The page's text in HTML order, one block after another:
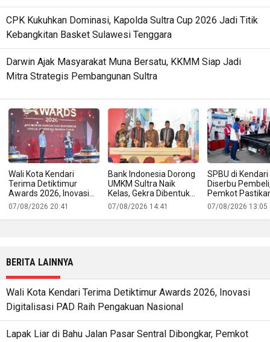
CPK Kukuhkan Dominasi, Kapolda Sultra Cup 2026 Jadi Titik
Kebangkitan Basket Sulawesi Tenggara
Darwin Ajak Masyarakat Muna Bersatu, KKMM Siap Jadi
Mitra Strategis Pembangunan Sultra
Wali Kota Kendari
Terima Detiktimur
Awards 2026, Inovasi
Digitalisasi PAD Raih
Pengakuan Nasional
07/08/2026 20:41
Bank Indonesia Dorong
UMKM Sultra Naik
Kelas, Gekra Dibentuk
untuk Buka Jalan
Produk Lokal ke Pasar
07/08/2026 14:41
SPBU di Kendari
Diserbu
Pemkot
Pasokan BBM
Aman
07/08/2026 13:05
BERITA LAINNYA
Wali Kota Kendari Terima Detiktimur Awards 2026, Inovasi
Digitalisasi PAD Raih Pengakuan Nasional
Lapak Liar di Bahu Jalan Pasar Sentral Dibongkar, Pemkot